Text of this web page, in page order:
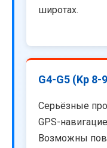
широтах.
G4-G5 (Kp 8-
Серьёзные
GPS-
Возможны